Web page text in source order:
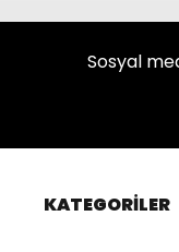
Sosyal
KATEGORİLER